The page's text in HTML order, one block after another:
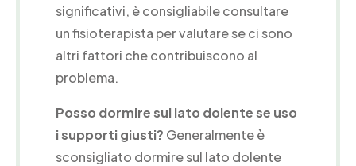
significativi, è consigliabile consultare
un fisioterapista per valutare se ci sono
altri fattori che contribuiscono al
problema.
Posso dormire sul lato dolente se uso
i supporti giusti? Generalmente è
sconsigliato dormire sul lato dolente